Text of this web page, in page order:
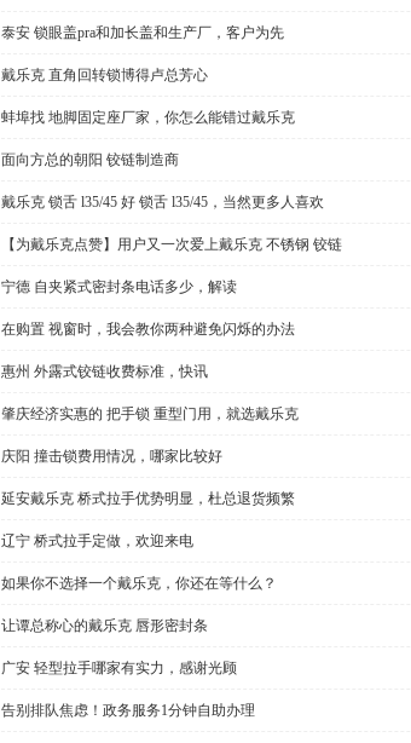
泰安 锁眼盖pra和加长盖和生产厂，客户为先
戴乐克 直角回转锁博得卢总芳心
蚌埠找 地脚固定座厂家，你怎么能错过戴乐克
面向方总的朝阳 铰链制造商
戴乐克 锁舌 l35/45 好 锁舌 l35/45，当然更多人喜欢
【为戴乐克点赞】用户又一次爱上戴乐克 不锈钢 铰链
宁德 自夹紧式密封条电话多少，解读
在购置 视窗时，我会教你两种避免闪烁的办法
惠州 外露式铰链收费标准，快讯
肇庆经济实惠的 把手锁 重型门用，就选戴乐克
庆阳 撞击锁费用情况，哪家比较好
延安戴乐克 桥式拉手优势明显，杜总退货频繁
辽宁 桥式拉手定做，欢迎来电
如果你不选择一个戴乐克，你还在等什么？
让谭总称心的戴乐克 唇形密封条
广安 轻型拉手哪家有实力，感谢光顾
告别排队焦虑！政务服务1分钟自助办理